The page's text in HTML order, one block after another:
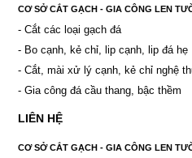
CƠ SỞ CẮT GẠCH - GIA CÔNG LEN
- Cắt các loại gạch đá
- Bo cạnh, kẻ chỉ, lip cạnh, lip đá hẹ
- Cắt, mài xử lý cạnh, kẻ chỉ nghệ
- Gia công đá cầu thang, bậc thềm
LIÊN HỆ
CƠ SỞ CẮT GẠCH - GIA CÔNG LEN